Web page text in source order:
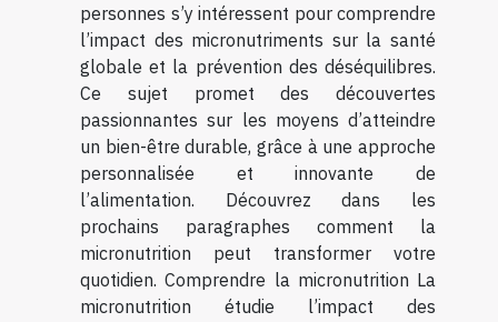
personnes s’y intéressent pour comprendre
l’impact des micronutriments sur la santé
globale et la prévention des déséquilibres.
Ce sujet promet des découvertes
passionnantes sur les moyens d’atteindre
un bien-être durable, grâce à une approche
personnalisée et innovante de
l’alimentation. Découvrez dans les
prochains paragraphes comment la
micronutrition peut transformer votre
quotidien. Comprendre la micronutrition La
micronutrition étudie l’impact des